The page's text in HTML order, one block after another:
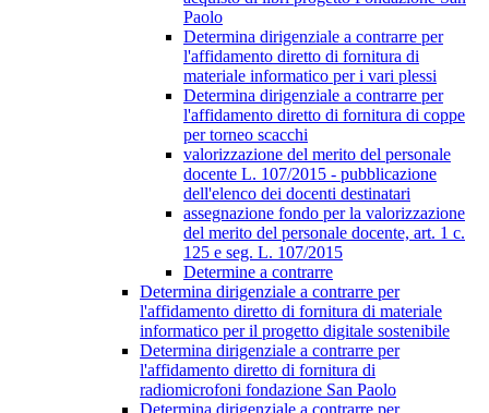
Paolo
Determina dirigenziale a contrarre per
l'affidamento diretto di fornitura di
materiale informatico per i vari plessi
Determina dirigenziale a contrarre per
l'affidamento diretto di fornitura di coppe
per torneo scacchi
valorizzazione del merito del personale
docente L. 107/2015 - pubblicazione
dell'elenco dei docenti destinatari
assegnazione fondo per la valorizzazione
del merito del personale docente, art. 1 c.
125 e seg. L. 107/2015
Determine a contrarre
Determina dirigenziale a contrarre per
l'affidamento diretto di fornitura di materiale
informatico per il progetto digitale sostenibile
Determina dirigenziale a contrarre per
l'affidamento diretto di fornitura di
radiomicrofoni fondazione San Paolo